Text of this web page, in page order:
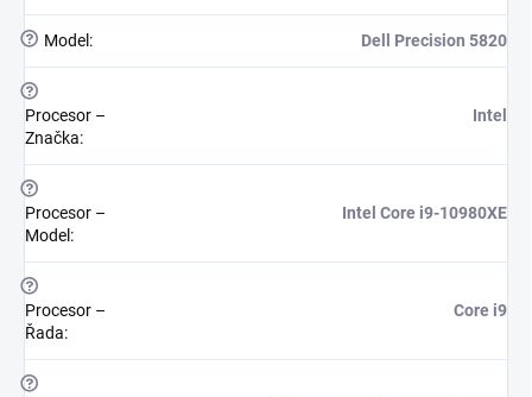
? Model : Dell Precision 5820
?
Procesor –
Značka:
Intel
?
Procesor –
Model :
Intel Core i9-10980XE
?
Procesor –
Řada:
Core i9
?